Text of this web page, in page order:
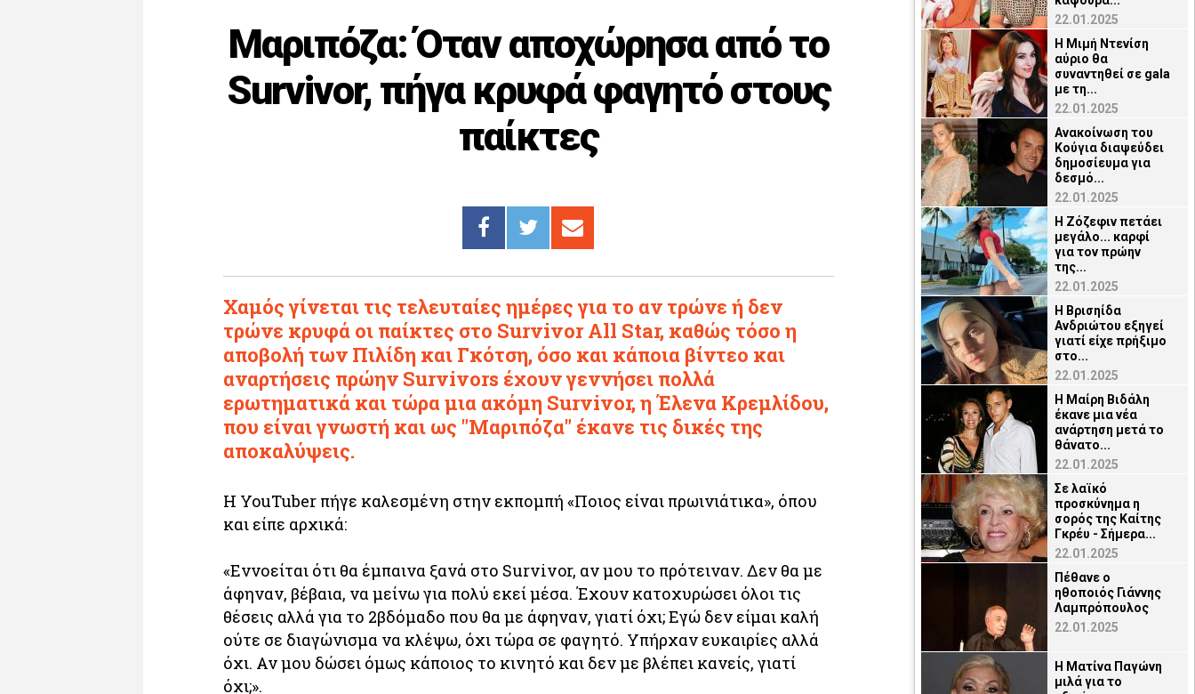
Μαριπόζα: Όταν αποχώρησα από το
Survivor, πήγα κρυφά φαγητό στους
παίκτες
Χαμός γίνεται τις τελευταίες ημέρες για το αν τρώνε ή δεν
τρώνε κρυφά οι παίκτες στο Survivor All Star, καθώς τόσο η
αποβολή των Πιλίδη και Γκότση, όσο και κάποια βίντεο και
αναρτήσεις πρώην Survivors έχουν γεννήσει πολλά
ερωτηματικά και τώρα μια ακόμη Survivor, η Έλενα Κρεμλίδου,
που είναι γνωστή και ως "Μαριπόζα" έκανε τις δικές της
αποκαλύψεις.
Η YouTuber πήγε καλεσμένη στην εκπομπή «Ποιος είναι πρωινιάτικα», όπου
και είπε αρχικά:
«Εννοείται ότι θα έμπαινα ξανά στο Survivor, αν μου το πρότειναν. Δεν θα με
άφηναν, βέβαια, να μείνω για πολύ εκεί μέσα. Έχουν κατοχυρώσει όλοι τις
θέσεις αλλά για το 2βδόμαδο που θα με άφηναν, γιατί όχι; Εγώ δεν είμαι καλή
ούτε σε διαγώνισμα να κλέψω, όχι τώρα σε φαγητό. Υπήρχαν ευκαιρίες αλλά
όχι. Αν μου δώσει όμως κάποιος το κινητό και δεν με βλέπει κανείς, γιατί
όχι;».
22.01.2025
Η Μιμή Ντενίση
αύριο θα
συναντηθεί σε gala
με τη...
22.01.2025
Ανακοίνωση του
Κούγια διαψεύδει
δημοσίευμα για
δεσμό...
22.01.2025
Η Ζόζεφιν πετάει
μεγάλο... καρφί
για τον πρώην
της...
22.01.2025
Η Βρισηίδα
Ανδριώτου εξηγεί
γιατί είχε πρήξιμο
στο...
22.01.2025
Η Μαίρη Βιδάλη
έκανε μια νέα
ανάρτηση μετά το
θάνατο...
22.01.2025
Σε λαϊκό
προσκύνημα η
σορός της Καίτης
Γκρέυ - Σήμερα...
22.01.2025
Πέθανε ο
ηθοποιός Γιάννης
Λαμπρόπουλος
22.01.2025
Η Ματίνα Παγώνη
μιλά για το